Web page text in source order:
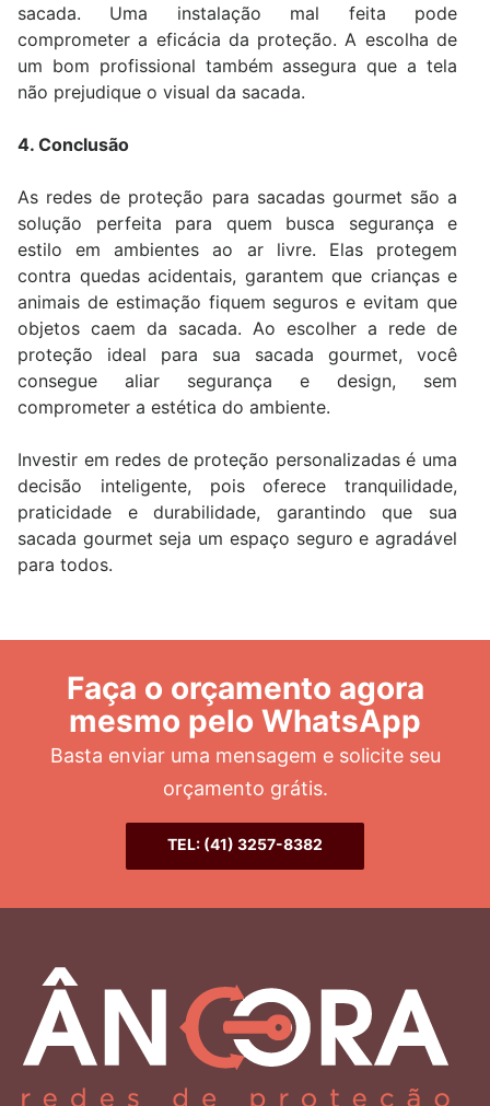
sacada. Uma instalação mal feita pode
comprometer a eficácia da proteção. A escolha de
um bom profissional também assegura que a tela
não prejudique o visual da sacada.
4. Conclusão
As redes de proteção para sacadas gourmet são a
solução perfeita para quem busca segurança e
estilo em ambientes ao ar livre. Elas protegem
contra quedas acidentais, garantem que crianças e
animais de estimação fiquem seguros e evitam que
objetos caem da sacada. Ao escolher a rede de
proteção ideal para sua sacada gourmet, você
consegue aliar segurança e design, sem
comprometer a estética do ambiente.
Investir em redes de proteção personalizadas é uma
decisão inteligente, pois oferece tranquilidade,
praticidade e durabilidade, garantindo que sua
sacada gourmet seja um espaço seguro e agradável
para todos.
Faça o orçamento agora
mesmo pelo WhatsApp
Basta enviar uma mensagem e solicite seu
orçamento grátis.
TEL: (41) 3257-8382